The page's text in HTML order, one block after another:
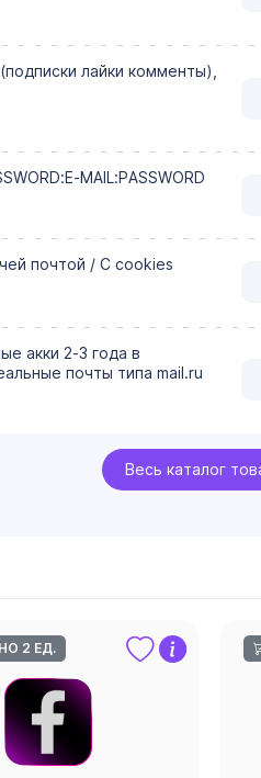
лайки комменты),
MAIL:PASSWORD
почтой / С cookies
акки 2-3 года в
почты типа mail.ru
Весь каталог
2 ЕД.